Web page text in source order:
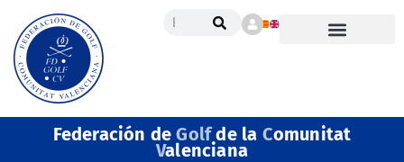
Federación deGolfde la Comunitat
Valenciana